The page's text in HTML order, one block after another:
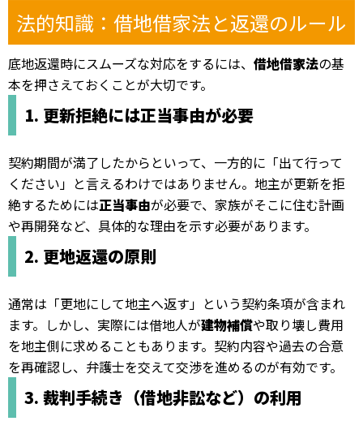
法的知識：借地借家法と返還のルール
底地返還時にスムーズな対応をするには、 借地借家法の基
本を押さえておくことが大切です。
1. 更新拒絶には正当事由が必要
契約期間が満了したからといって、一方的に「出て行って
ください」と言えるわけではありません。地主が更新を拒
絶するためには正当事由が必要で、家族がそこに住む計画
や再開発など、具体的な理由を示す必要があります。
2. 更地返還の原則
通常は「更地にして地主へ返す」という契約条項が含まれ
ます。しかし、実際には借地人が建物補償や取り壊し費用
を地主側に求めることもあります。契約内容や過去の合意
を再確認し、弁護士を交えて交渉を進めるのが有効です。
3. 裁判手続き（借地非訟など）の利用